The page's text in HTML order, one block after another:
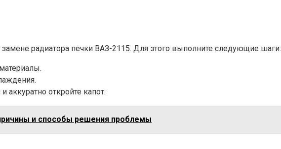
радиатора печки ВАЗ-2115. Для этого выполните следующие шаги:
аккуратно откройте капот.
и способы решения проблемы